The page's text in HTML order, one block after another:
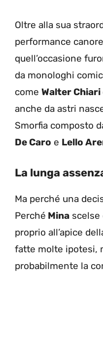
Oltre alla sua
performance
quell’occasione
da monologhi
come Walter Chiari
anche da astri
Smorfia composto
De Caro e Lello
La lunga
Ma perché una
Perché Mina scelse
proprio all’apice
fatte molte ipotesi,
probabilmente la